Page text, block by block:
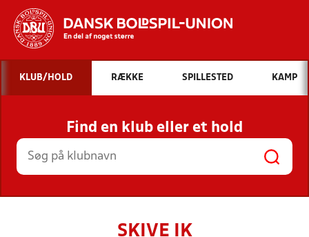
Hvad vil du søge efter?
INDHOLD OG NYHEDER
STILLINGER, RESULTATER, KLUBBER OG
HOLD
KLUB/HOLD RÆKKE SPILLESTED KAMP
Find en klub eller et hold
SKIVE IK